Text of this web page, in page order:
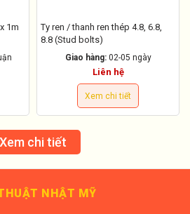
1m
Ty ren / thanh ren thép 4.8, 6.8,
8.8 (Stud bolts)
Giao hàng: 02-05 ngày
Liên hệ
Xem chi tiết
Xem chi tiết
NHẬT MỸ